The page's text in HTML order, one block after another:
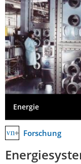
Energie
Forschung